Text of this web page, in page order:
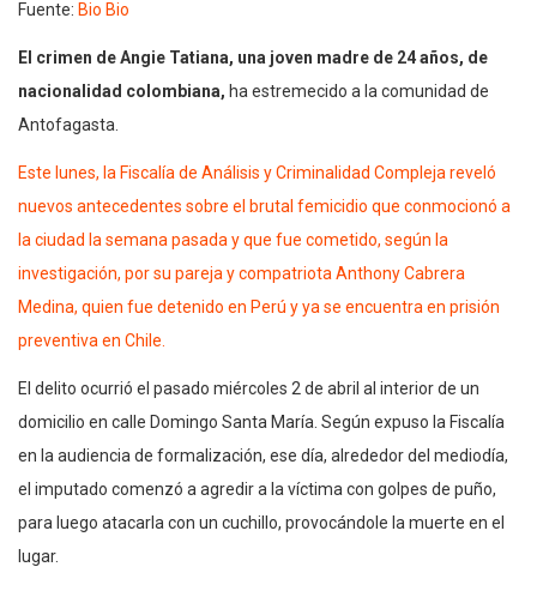
Fuente: Bio Bio
El crimen de Angie Tatiana, una joven madre de 24 años, de
nacionalidad colombiana, ha estremecido a la comunidad de
Antofagasta.
Este lunes, la Fiscalía de Análisis y Criminalidad Compleja reveló
nuevos antecedentes sobre el brutal femicidio que conmocionó a
la ciudad la semana pasada y que fue cometido, según la
investigación, por su pareja y compatriota Anthony Cabrera
Medina, quien fue detenido en Perú y ya se encuentra en prisión
preventiva en Chile.
El delito ocurrió el pasado miércoles 2 de abril al interior de un
domicilio en calle Domingo Santa María. Según expuso la Fiscalía
en la audiencia de formalización, ese día, alrededor del mediodía,
el imputado comenzó a agredir a la víctima con golpes de puño,
para luego atacarla con un cuchillo, provocándole la muerte en el
lugar.